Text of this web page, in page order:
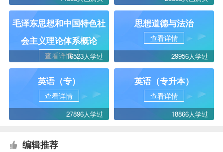
毛泽东思想和中国特色社
会主义理论体系概论
查看详情16523人学过
思想道德与法治
查看详情
29956人学过
英语（专）
查看详情
27896人学过
英语（专升本）
查看详情
18866人学过
编辑推荐